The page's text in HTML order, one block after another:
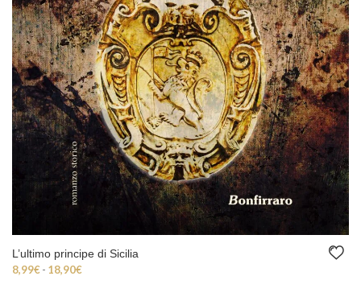
L’ultimo principe di Sicilia
8,99€- 18,90€